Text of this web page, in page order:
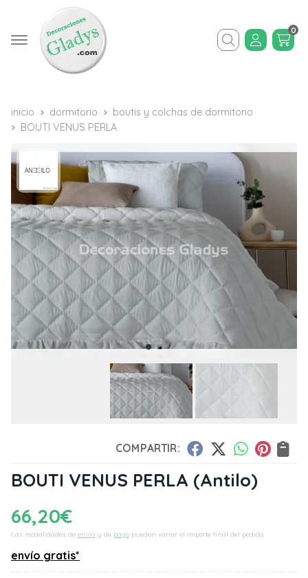
Buscar
0
inicio dormitorio
boutis y colchas de dormitorio
BOUTI VENUS PERLA
COMPARTIR:
BOUTI VENUS PERLA (Antilo)
66,20€
Las modalidades de envío y de pago pueden variar el importe final del pedido.
envío gratis*